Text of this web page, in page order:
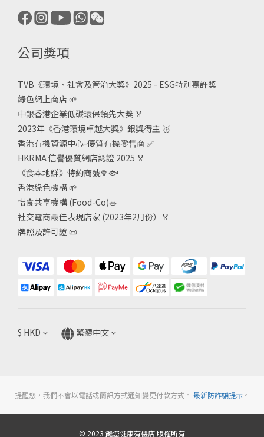
公司獎項
TVB《環境、社會及管治大獎》2025 - ESG特別嘉許獎
綠色網上商店 🌱
中銀香港企業低碳環保領先大獎 🏅
2023年《香港環境卓越大獎》銀獎得主 🥈
香港有機資源中心-優質有機零售商✅
HKRMA 信譽優質網店認證 2025 🏅
《食本地鮮》特約商號🥦🐟
香港綠色機構 🌱
惜食共享機構 (Food-Co)🥗
社交電商最佳表現店家 (2023年2月份）🏅
牌照及許可證 📜
$ HKD 繁體中文
提醒您，我們不會以電話或簡訊方式通知變更付款方式。 最新防詐騙提示。
© 2023 餸您健康有機店 版權所有